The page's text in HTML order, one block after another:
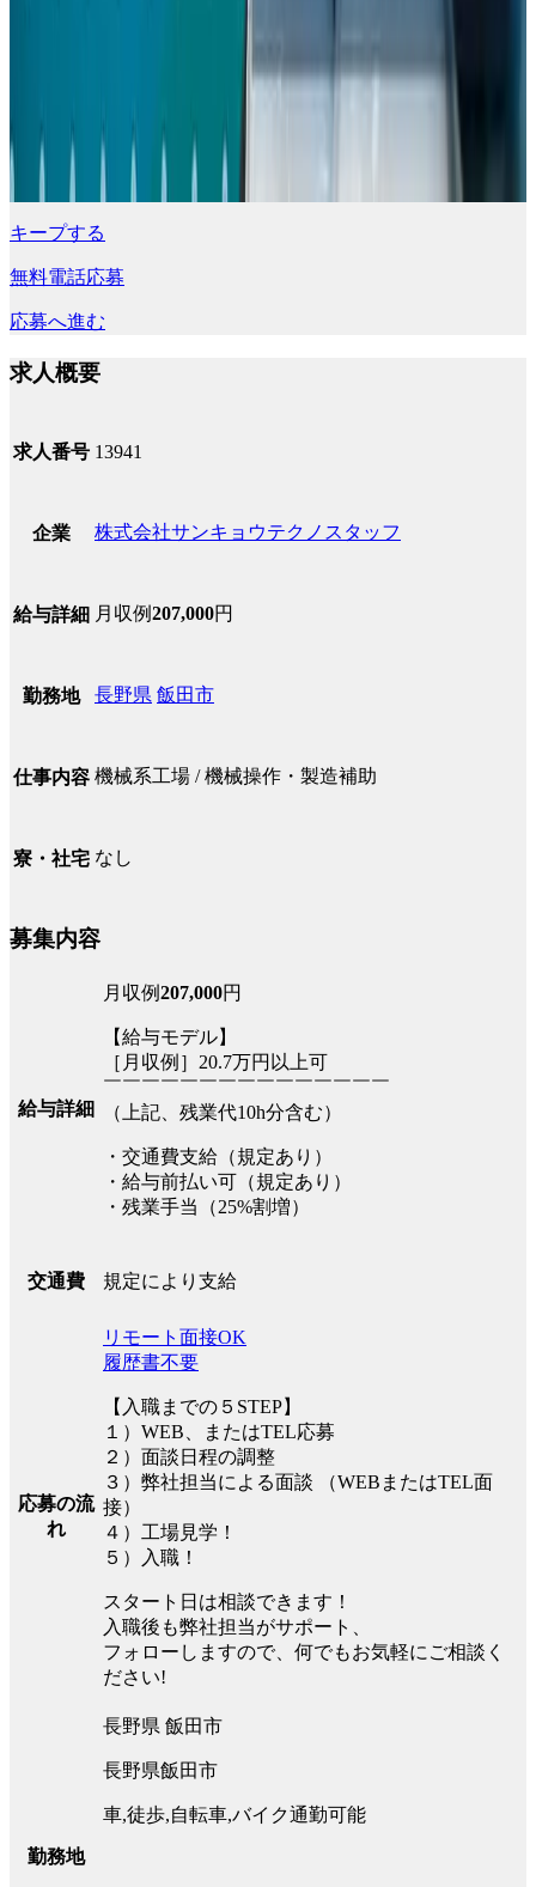
キープする
無料電話応募
応募へ進む
求人概要
求人番号 13941
企業 株式会社サンキョウテクノスタッフ
給与詳細 月収例207,000円
勤務地 長野県 飯田市
仕事内容 機械系工場 / 機械操作・製造補助
寮・社宅 なし
募集内容
給与詳細
月収例207,000円
【給与モデル】
［月収例］20.7万円以上可
￣￣￣￣￣￣￣￣￣￣￣￣￣￣￣
（上記、残業代10h分含む）
・交通費支給（規定あり）
・給与前払い可（規定あり）
・残業手当（25%割増）
交通費 規定により支給
応募の流
れ
リモート面接OK
履歴書不要
【入職までの５STEP】
１）WEB、またはTEL応募
２）面談日程の調整
３）弊社担当による面談 （WEBまたはTEL面
接）
４）工場見学！
５）入職！
スタート日は相談できます！
入職後も弊社担当がサポート、
フォローしますので、何でもお気軽にご相談く
ださい!
勤務地
長野県 飯田市
長野県飯田市
車,徒歩,自転車,バイク通勤可能